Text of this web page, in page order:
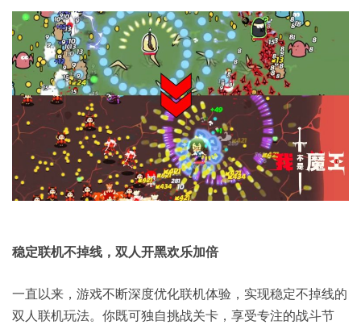
稳定联机不掉线，双人开黑欢乐加倍
一直以来，游戏不断深度优化联机体验，实现稳定不掉线的
双人联机玩法。你既可独自挑战关卡，享受专注的战斗节